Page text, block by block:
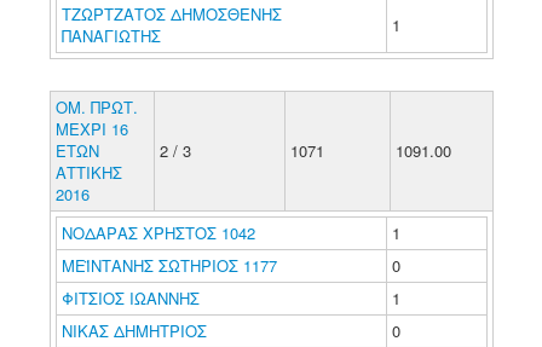
ΤΖΩΡΤΖΑΤΟΣ ΔΗΜΟΣΘΕΝΗΣ
ΠΑΝΑΓΙΩΤΗΣ
1
ΟΜ. ΠΡΩΤ.
ΜΕΧΡΙ 16
ΕΤΩΝ
ΑΤΤΙΚΗΣ
2016
2 / 3 1071 1091.00
ΝΟΔΑΡΑΣ ΧΡΗΣΤΟΣ 1042
1
ΜΕΪΝΤΑΝΗΣ ΣΩΤΗΡΙΟΣ 1177
0
ΦΙΤΣΙΟΣ ΙΩΑΝΝΗΣ
1
ΝΙΚΑΣ ΔΗΜΗΤΡΙΟΣ
0